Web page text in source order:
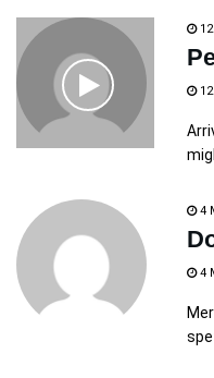
12
12
4
4